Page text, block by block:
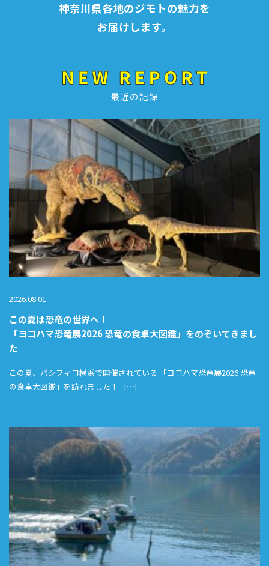
神奈川県各地のジモトの魅力を
お届けします。
最近の記録
2026.08.01
この夏は恐竜の世界へ！
「ヨコハマ恐竜展2026 恐竜の食卓大図鑑」をのぞいてきまし
た
この夏、パシフィコ横浜で開催されている 「ヨコハマ恐竜展2026 恐竜
の食卓大図鑑」を訪れました！ […]